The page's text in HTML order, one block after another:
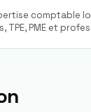
comptable
TPE, PME et